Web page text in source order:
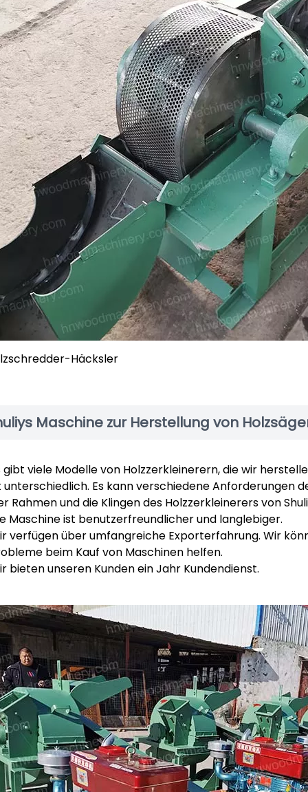
Häcksler
Maschine zur Herstellung von
gibt viele Modelle von Holzzerkleinerern, die wir
unterschiedlich. Es kann verschiedene Anforderungen
Rahmen und die Klingen des Holzzerkleinerers von
Maschine ist benutzerfreundlicher und langlebiger.
verfügen über umfangreiche Exporterfahrung. Wir
beim Kauf von Maschinen helfen.
bieten unseren Kunden ein Jahr Kundendienst.